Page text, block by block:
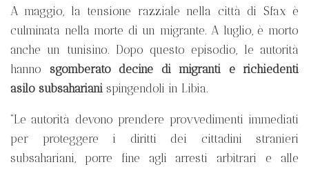
A maggio, la tensione razziale nella città di Sfax è
culminata nella morte di un migrante. A luglio, è morto
anche un tunisino. Dopo questo episodio, le autorità
hanno sgomberato decine di migranti e richiedenti
asilo subsahariani spingendoli in Libia.
“Le autorità devono prendere provvedimenti immediati
per proteggere i diritti dei cittadini stranieri
subsahariani, porre fine agli arresti arbitrari e alle